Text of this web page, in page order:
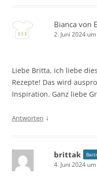
Bianca von
2. Juni 2024
Liebe Britta, ich liebe
Rezepte! Das wird
Inspiration. Ganz liebe
Antworten ↓
brittak
4. Juni 2024